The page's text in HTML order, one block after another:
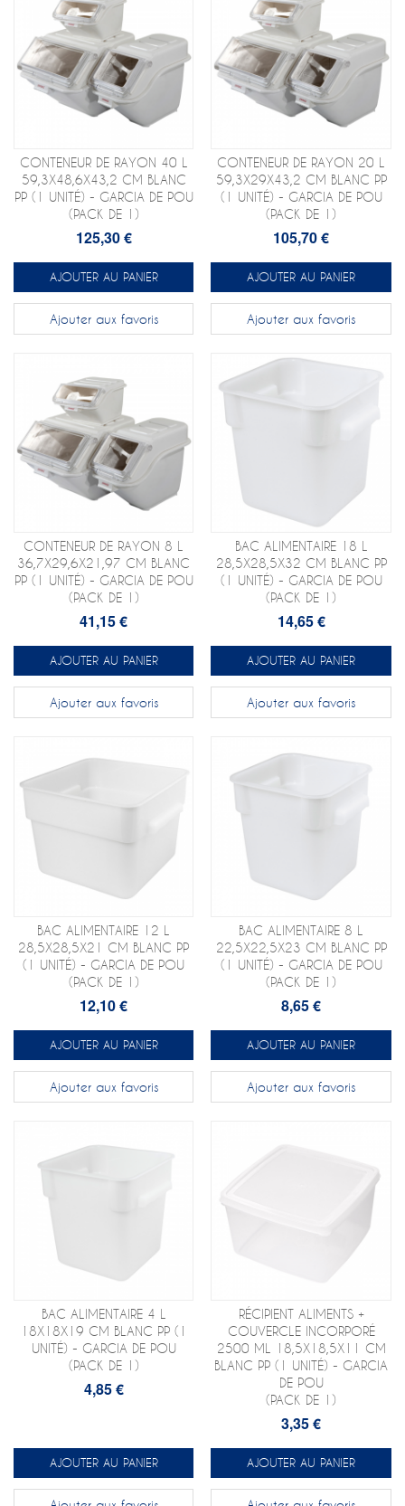
CONTENEUR DE RAYON 40 L
59,3X48,6X43,2 CM BLANC
PP (1 UNITÉ) - GARCIA DE POU
(PACK DE 1)
125,30 €
AJOUTER AU PANIER
Ajouter aux favoris
CONTENEUR DE RAYON 20 L
59,3X29X43,2 CM BLANC PP
(1 UNITÉ) - GARCIA DE POU
(PACK DE 1)
105,70 €
AJOUTER AU PANIER
Ajouter aux favoris
CONTENEUR DE RAYON 8 L
36,7X29,6X21,97 CM BLANC
PP (1 UNITÉ) - GARCIA DE POU
(PACK DE 1)
41,15 €
AJOUTER AU PANIER
Ajouter aux favoris
BAC ALIMENTAIRE 18 L
28,5X28,5X32 CM BLANC PP
(1 UNITÉ) - GARCIA DE POU
(PACK DE 1)
14,65 €
AJOUTER AU PANIER
Ajouter aux favoris
BAC ALIMENTAIRE 12 L
28,5X28,5X21 CM BLANC PP
(1 UNITÉ) - GARCIA DE POU
(PACK DE 1)
12,10 €
AJOUTER AU PANIER
Ajouter aux favoris
BAC ALIMENTAIRE 8 L
22,5X22,5X23 CM BLANC PP
(1 UNITÉ) - GARCIA DE POU
(PACK DE 1)
8,65 €
AJOUTER AU PANIER
Ajouter aux favoris
BAC ALIMENTAIRE 4 L
18X18X19 CM BLANC PP (1
UNITÉ) - GARCIA DE POU
(PACK DE 1)
4,85 €
AJOUTER AU PANIER
RÉCIPIENT ALIMENTS +
COUVERCLE INCORPORÉ
2500 ML 18,5X18,5X11 CM
BLANC PP (1 UNITÉ) - GARCIA
DE POU
(PACK DE 1)
3,35 €
AJOUTER AU PANIER